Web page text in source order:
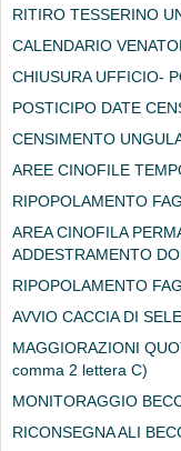
RITIRO TESSERINO
CALENDARIO
CHIUSURA UFFICIO-
POSTICIPO DATE
CENSIMENTO
AREE CINOFILE
RIPOPOLAMENTO
AREA CINOFILA
ADDESTRAMENTO
RIPOPOLAMENTO
AVVIO CACCIA DI
MAGGIORAZIONI
comma 2 lettera C)
MONITORAGGIO
RICONSEGNA ALI